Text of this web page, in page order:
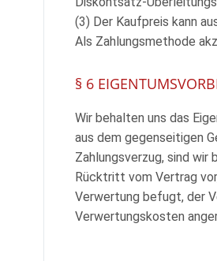
(3) Der Kaufpreis kann
Als Zahlungsmethode
§ 6
Wir behalten uns das
aus dem gegenseitigen
Zahlungsverzug, sind wir
Rücktritt vom Vertrag
Verwertung befugt, der
Verwertungskosten